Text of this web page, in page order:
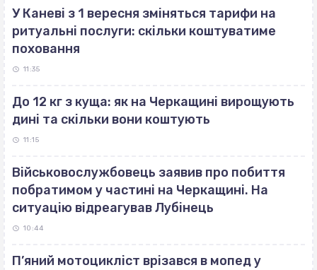
У Каневі з 1 вересня зміняться тарифи на
ритуальні послуги: скільки коштуватиме
поховання
11:35
До 12 кг з куща: як на Черкащині вирощують
дині та скільки вони коштують
11:15
Військовослужбовець заявив про побиття
побратимом у частині на Черкащині. На
ситуацію відреагував Лубінець
10:44
П’яний мотоцикліст врізався в мопед у